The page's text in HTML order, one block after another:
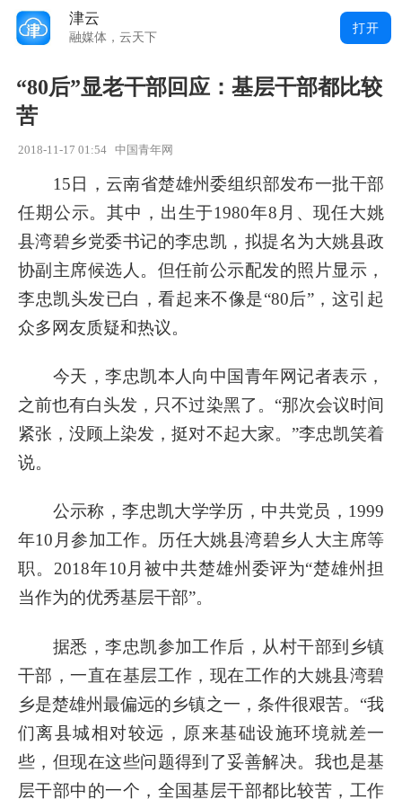
“80后”显老干部回应：基层干部都比较
苦
2018-11-17 01:54 中国青年网
15日，云南省楚雄州委组织部发布一批干部
任期公示。其中，出生于1980年8月、现任大姚
县湾碧乡党委书记的李忠凯，拟提名为大姚县政
协副主席候选人。但任前公示配发的照片显示，
李忠凯头发已白，看起来不像是“80后”，这引起
众多网友质疑和热议。
今天，李忠凯本人向中国青年网记者表示，
之前也有白头发，只不过染黑了。“那次会议时间
紧张，没顾上染发，挺对不起大家。”李忠凯笑着
说。
公示称，李忠凯大学学历，中共党员，1999
年10月参加工作。历任大姚县湾碧乡人大主席等
职。2018年10月被中共楚雄州委评为“楚雄州担
当作为的优秀基层干部”。
据悉，李忠凯参加工作后，从村干部到乡镇
干部，一直在基层工作，现在工作的大姚县湾碧
乡是楚雄州最偏远的乡镇之一，条件很艰苦。“我
们离县城相对较远，原来基础设施环境就差一
些，但现在这些问题得到了妥善解决。我也是基
层干部中的一个，全国基层干部都比较苦，工作
津云
融媒体，云天下
打开